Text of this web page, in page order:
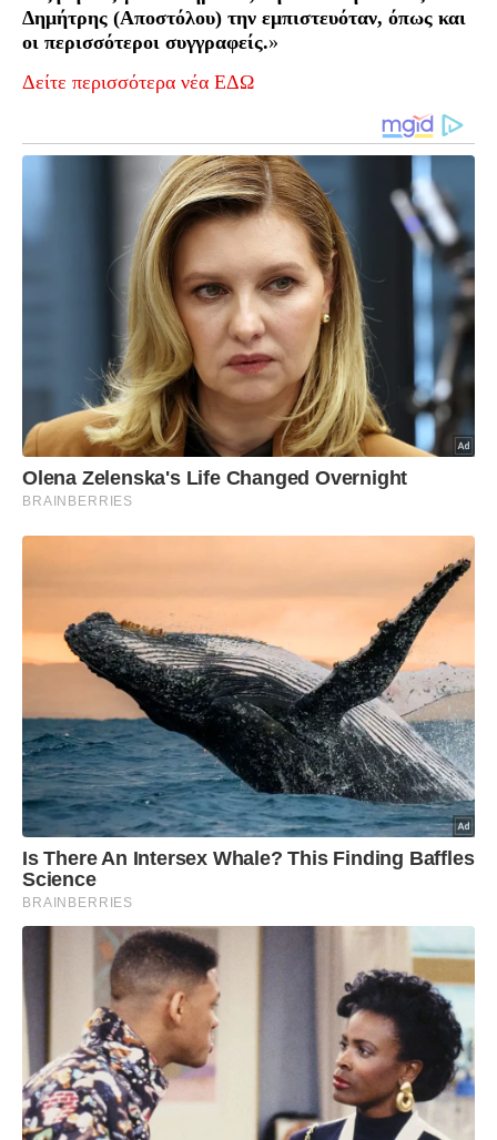
Δημήτρης (Αποστόλου) την εμπιστευόταν, όπως και
οι περισσότεροι συγγραφείς.»
Δείτε περισσότερα νέα ΕΔΩ